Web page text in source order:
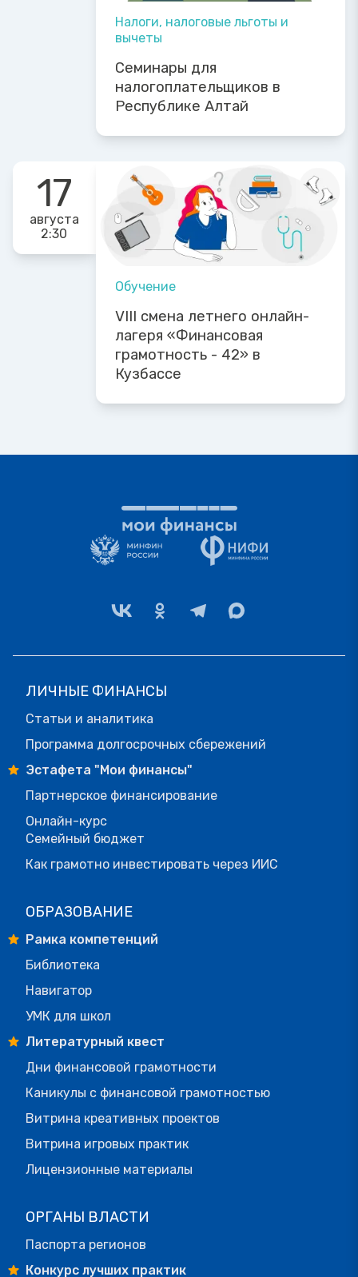
Налоги, налоговые льготы и
вычеты
Семинары для
налогоплательщиков в
Республике Алтай
17
августа
2:30
Обучение
VIII смена летнего онлайн-
лагеря «Финансовая
грамотность - 42» в
Кузбассе
ЛИЧНЫЕ ФИНАНСЫ
Статьи и аналитика
Программа долгосрочных сбережений
Эстафета "Мои финансы"
Партнерское финансирование
Онлайн-курс
Семейный бюджет
Как грамотно инвестировать через ИИС
ОБРАЗОВАНИЕ
Рамка компетенций
Библиотека
Навигатор
УМК для школ
Литературный квест
Дни финансовой грамотности
Каникулы с финансовой грамотностью
Витрина креативных проектов
Витрина игровых практик
Лицензионные материалы
ОРГАНЫ ВЛАСТИ
Паспорта регионов
Конкурс лучших практик